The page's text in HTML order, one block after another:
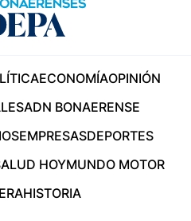
ECONOMÍAOPINIÓN
ADN BONAERENSE
EMPRESASDEPORTES
HOYMUNDO MOTOR
HISTORIA